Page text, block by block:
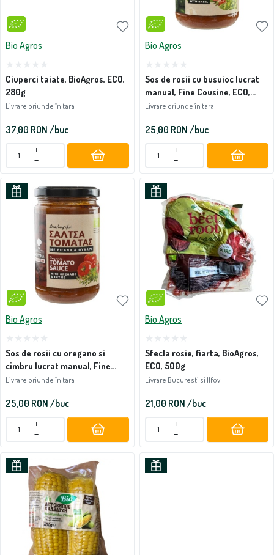
Bio Agros
Ciuperci taiate, BioAgros, ECO,
280g
Livrare oriunde în tara
37,00 RON /buc
+
−
Bio Agros
Sos de rosii cu busuioc lucrat
manual, Fine Cousine, ECO,
280g
Livrare oriunde în tara
25,00 RON /buc
+
−
Bio Agros
Sos de rosii cu oregano si
cimbru lucrat manual, Fine
Cousine, ECO, 280g
Livrare oriunde în tara
25,00 RON /buc
+
−
Bio Agros
Sfecla rosie, fiarta, BioAgros,
ECO, 500g
Livrare Bucuresti si Ilfov
21,00 RON /buc
+
−